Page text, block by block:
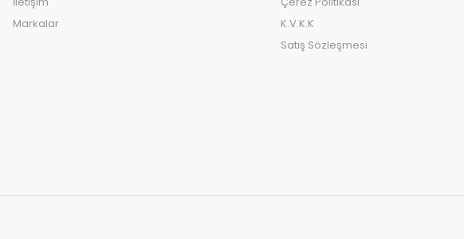
Markalar
K.V.K.K
Satış Sözleşmesi